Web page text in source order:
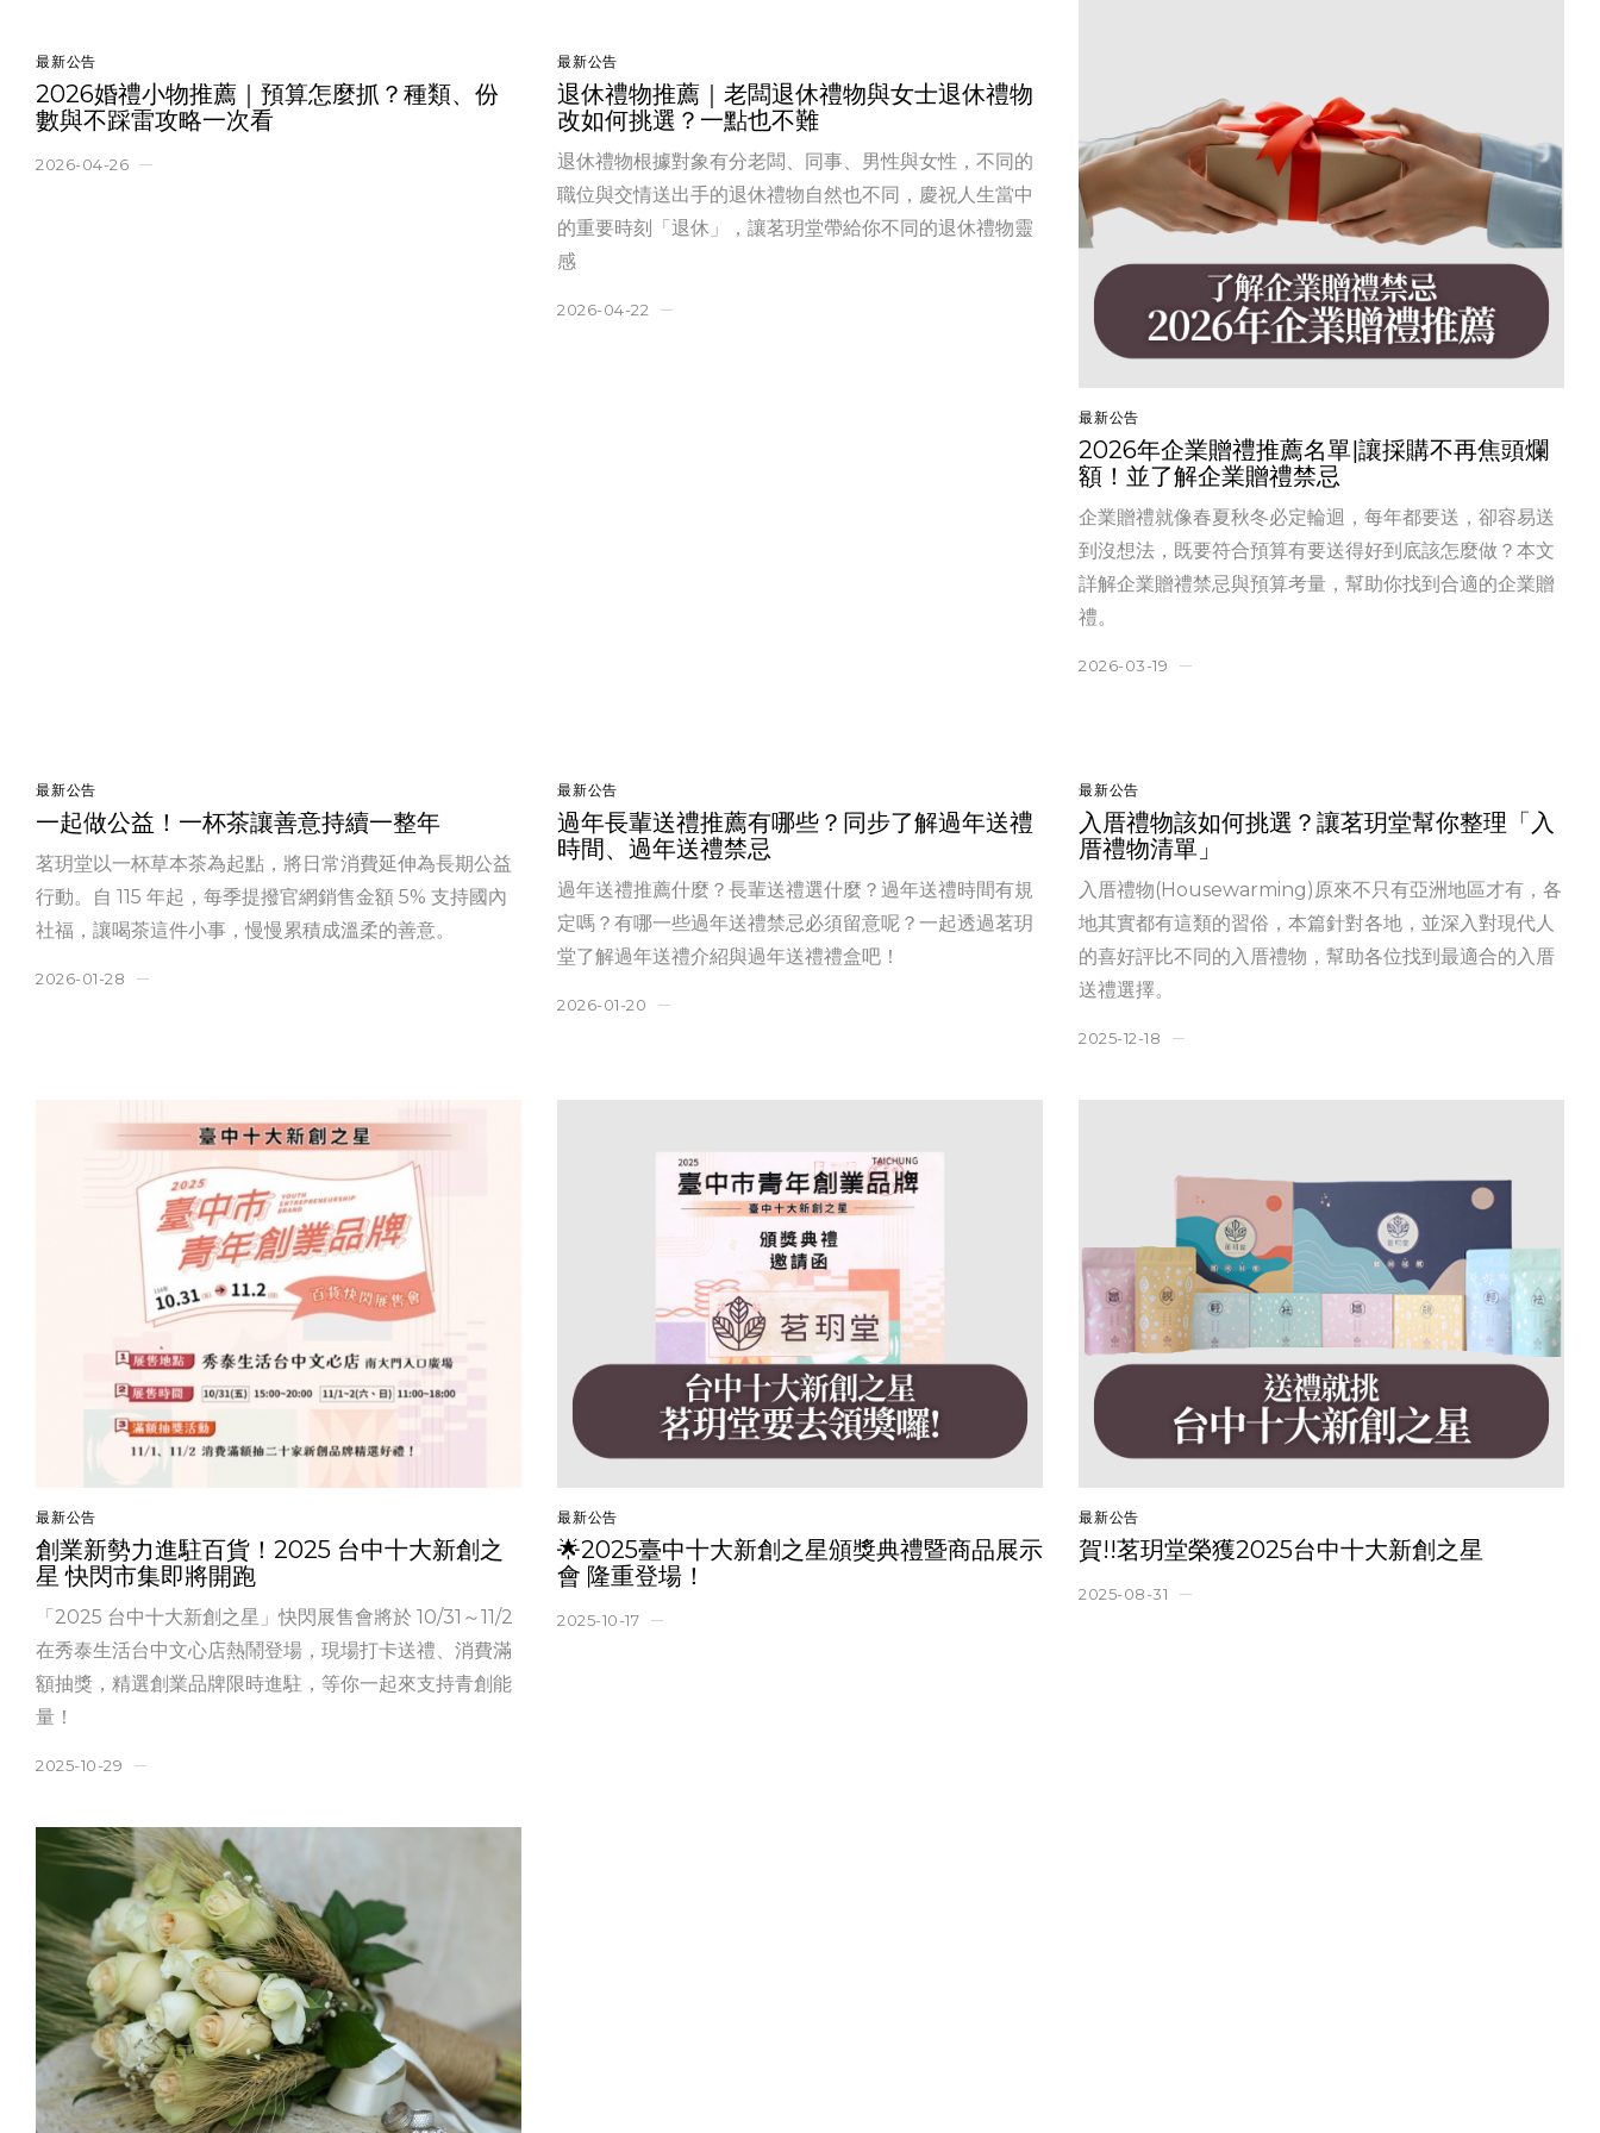
最新公告
2026婚禮小物推薦｜預算怎麼抓？種類、份
數與不踩雷攻略一次看
2026-04-26
最新公告
退休禮物推薦｜老闆退休禮物與女士退休禮物
改如何挑選？一點也不難
退休禮物根據對象有分老闆、同事、男性與女性，不同的
職位與交情送出手的退休禮物自然也不同，慶祝人生當中
的重要時刻「退休」，讓茗玥堂帶給你不同的退休禮物靈
感
2026-04-22
最新公告
2026年企業贈禮推薦名單|讓採購不再焦頭爛
額！並了解企業贈禮禁忌
企業贈禮就像春夏秋冬必定輪迴，每年都要送，卻容易送
到沒想法，既要符合預算有要送得好到底該怎麼做？本文
詳解企業贈禮禁忌與預算考量，幫助你找到合適的企業贈
禮。
2026-03-19
最新公告
一起做公益！一杯茶讓善意持續一整年
茗玥堂以一杯草本茶為起點，將日常消費延伸為長期公益
行動。自 115 年起，每季提撥官網銷售金額 5% 支持國內
社福，讓喝茶這件小事，慢慢累積成溫柔的善意。
2026-01-28
最新公告
過年長輩送禮推薦有哪些？同步了解過年送禮
時間、過年送禮禁忌
過年送禮推薦什麼？長輩送禮選什麼？過年送禮時間有規
定嗎？有哪一些過年送禮禁忌必須留意呢？一起透過茗玥
堂了解過年送禮介紹與過年送禮禮盒吧！
2026-01-20
最新公告
入厝禮物該如何挑選？讓茗玥堂幫你整理「入
厝禮物清單」
入厝禮物(Housewarming)原來不只有亞洲地區才有，各
地其實都有這類的習俗，本篇針對各地，並深入對現代人
的喜好評比不同的入厝禮物，幫助各位找到最適合的入厝
送禮選擇。
2025-12-18
最新公告
創業新勢力進駐百貨！2025 台中十大新創之
星 快閃市集即將開跑
「2025 台中十大新創之星」快閃展售會將於 10/31～11/2
在秀泰生活台中文心店熱鬧登場，現場打卡送禮、消費滿
額抽獎，精選創業品牌限時進駐，等你一起來支持青創能
量！
2025-10-29
最新公告
🌟2025臺中十大新創之星頒獎典禮暨商品展示
會 隆重登場！
2025-10-17
最新公告
賀!!茗玥堂榮獲2025台中十大新創之星
2025-08-31